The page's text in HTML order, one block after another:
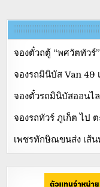
จองตั๋วถตู้ “พศวัตทัวร์
จองรถมินิบัส Van 49
จองตั๋วรถมินิบัสออนไ
จองรถทัวร์ ภูเก็ต ไป
เพชรทักษิณขนส่ง เส้